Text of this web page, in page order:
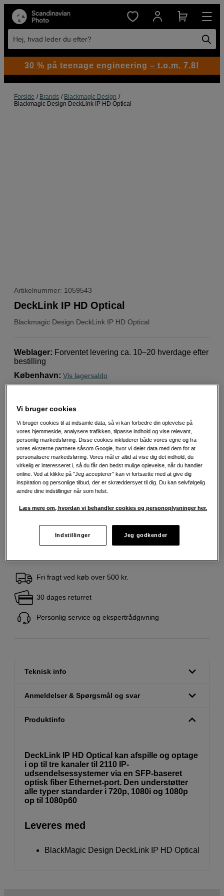
Hej, hvad leder du efter?
Forside Brands
Blackmagic Design
Blackmagic Design DeckLink IP HD Optical
Artikelnummer: 1059543
Blackmagic Design DeckLink IP HD Optical
DeckLink IP HD Optical
Weblager: Forventet levering ca. 10–20 hverdage efter
bestilling
København: Vis lagersaldo
SFP-baseret Ethernet-port med optisk fiber.
Understøttelse af alle standarder op til 1080p60
Afspil og optag i op til tre kanaler
Mere information
2.990 DKK
Antal
Læg i indkøbskurv
Fri fragt ved køb over 500 kr.
30 dages returret
Personlig service og ekspertrådgivning
Teknisk info
Anmeldelser & Spørgsmål og svar
Produktinfo
DeckLink IP HD Optical kan afspille og optage
i op til tre kanaler til 2110 IP-
udsendelsessystemer via en SFP-baseret
optisk fiber Ethernet-port. Den understøtter
alle typer standarder i 720p, 1080i og 1080p
op til 1080p60
Leveres med
BlackMagic Design DeckLink IP HD Optical
30 % på teenage engineering – t.o.m. 7.8!
Vi bruger cookies
Vi bruger cookies til at indsamle data, så vi kan forbedre din oplevelse på
vores hjemmeside, analysere trafikken, tilpasse indhold og vise relevant,
personlig markedsføring. Disse cookies inkluderer både vores egne og fra
vores eksterne partnere såsom Google, hvor vi deler data med dem for at
personalisere markedsføring. Vores mål er altid at vise dig det indhold, du
virkelig er interesseret i, så du får den bedst mulige oplevelse, når du handler
online. Ved at klikke på "Jeg accepterer" kan vi fortsætte med at give dig
inspiration og personlige tilbud, der er skræddersyet til dig. Du kan selvfølgelig
ændre dine indstillinger når som helst.
Læs mere om, hvordan vi behandler cookies og personoplysninger her.
Indstillinger Jeg godkender